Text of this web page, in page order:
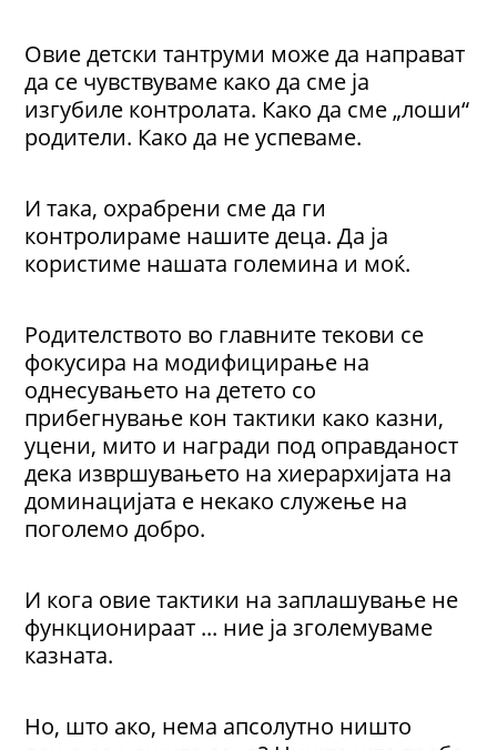
Овие детски тантруми може да направат
да се чувствуваме како да сме ја
изгубиле контролата. Како да сме „лоши“
родители. Како да не успеваме.
И така, охрабрени сме да ги
контролираме нашите деца. Да ја
користиме нашата големина и моќ.
Родителството во главните текови се
фокусира на модифицирање на
однесувањето на детето со
прибегнување кон тактики како казни,
уцени, мито и награди под оправданост
дека извршувањето на хиерархијата на
доминацијата е некако служење на
поголемо добро.
И кога овие тактики на заплашување не
функционираат ... ние ја зголемуваме
казната.
Но, што ако, нема апсолутно ништо